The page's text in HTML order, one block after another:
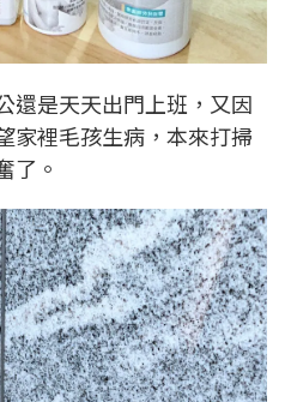
還是天天出門上班，又因
家裡毛孩生病，本來打掃
了。